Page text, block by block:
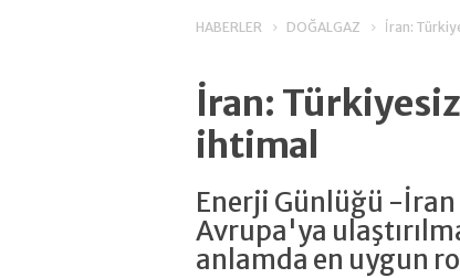
HABERLER DOĞALGAZ İran:
İran:
ihtimal
Enerji Günlüğü -İran
Avrupa'ya
anlamda en uygun